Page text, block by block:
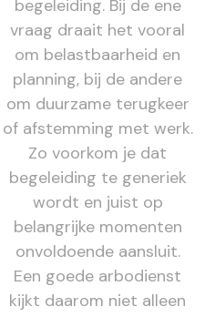
begeleiding. Bij de ene
vraag draait het vooral
om belastbaarheid en
planning, bij de andere
om duurzame terugkeer
of afstemming met werk.
Zo voorkom je dat
begeleiding te generiek
wordt en juist op
belangrijke momenten
onvoldoende aansluit.
Een goede arbodienst
kijkt daarom niet alleen